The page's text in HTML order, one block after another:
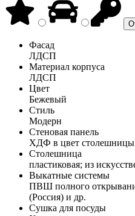
Фасад
ЛДСП
Материал корпуса
ЛДСП
Цвет
Бежевый
Стиль
Модерн
Стеновая панель
ХДФ в цвет столешницы
Столешница
пластиковая; из
Выкатные системы
ПВШ полного
(Россия) и др.
Сушка для посуды